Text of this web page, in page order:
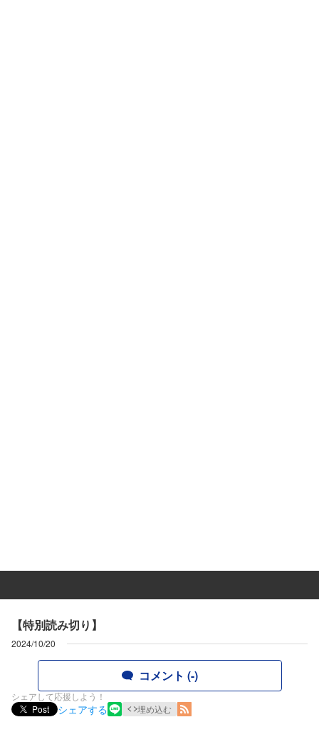
【特別読み切り】
2024/10/20
コメント (-)
シェアして応援しよう！
Post
シェアする 埋め込む